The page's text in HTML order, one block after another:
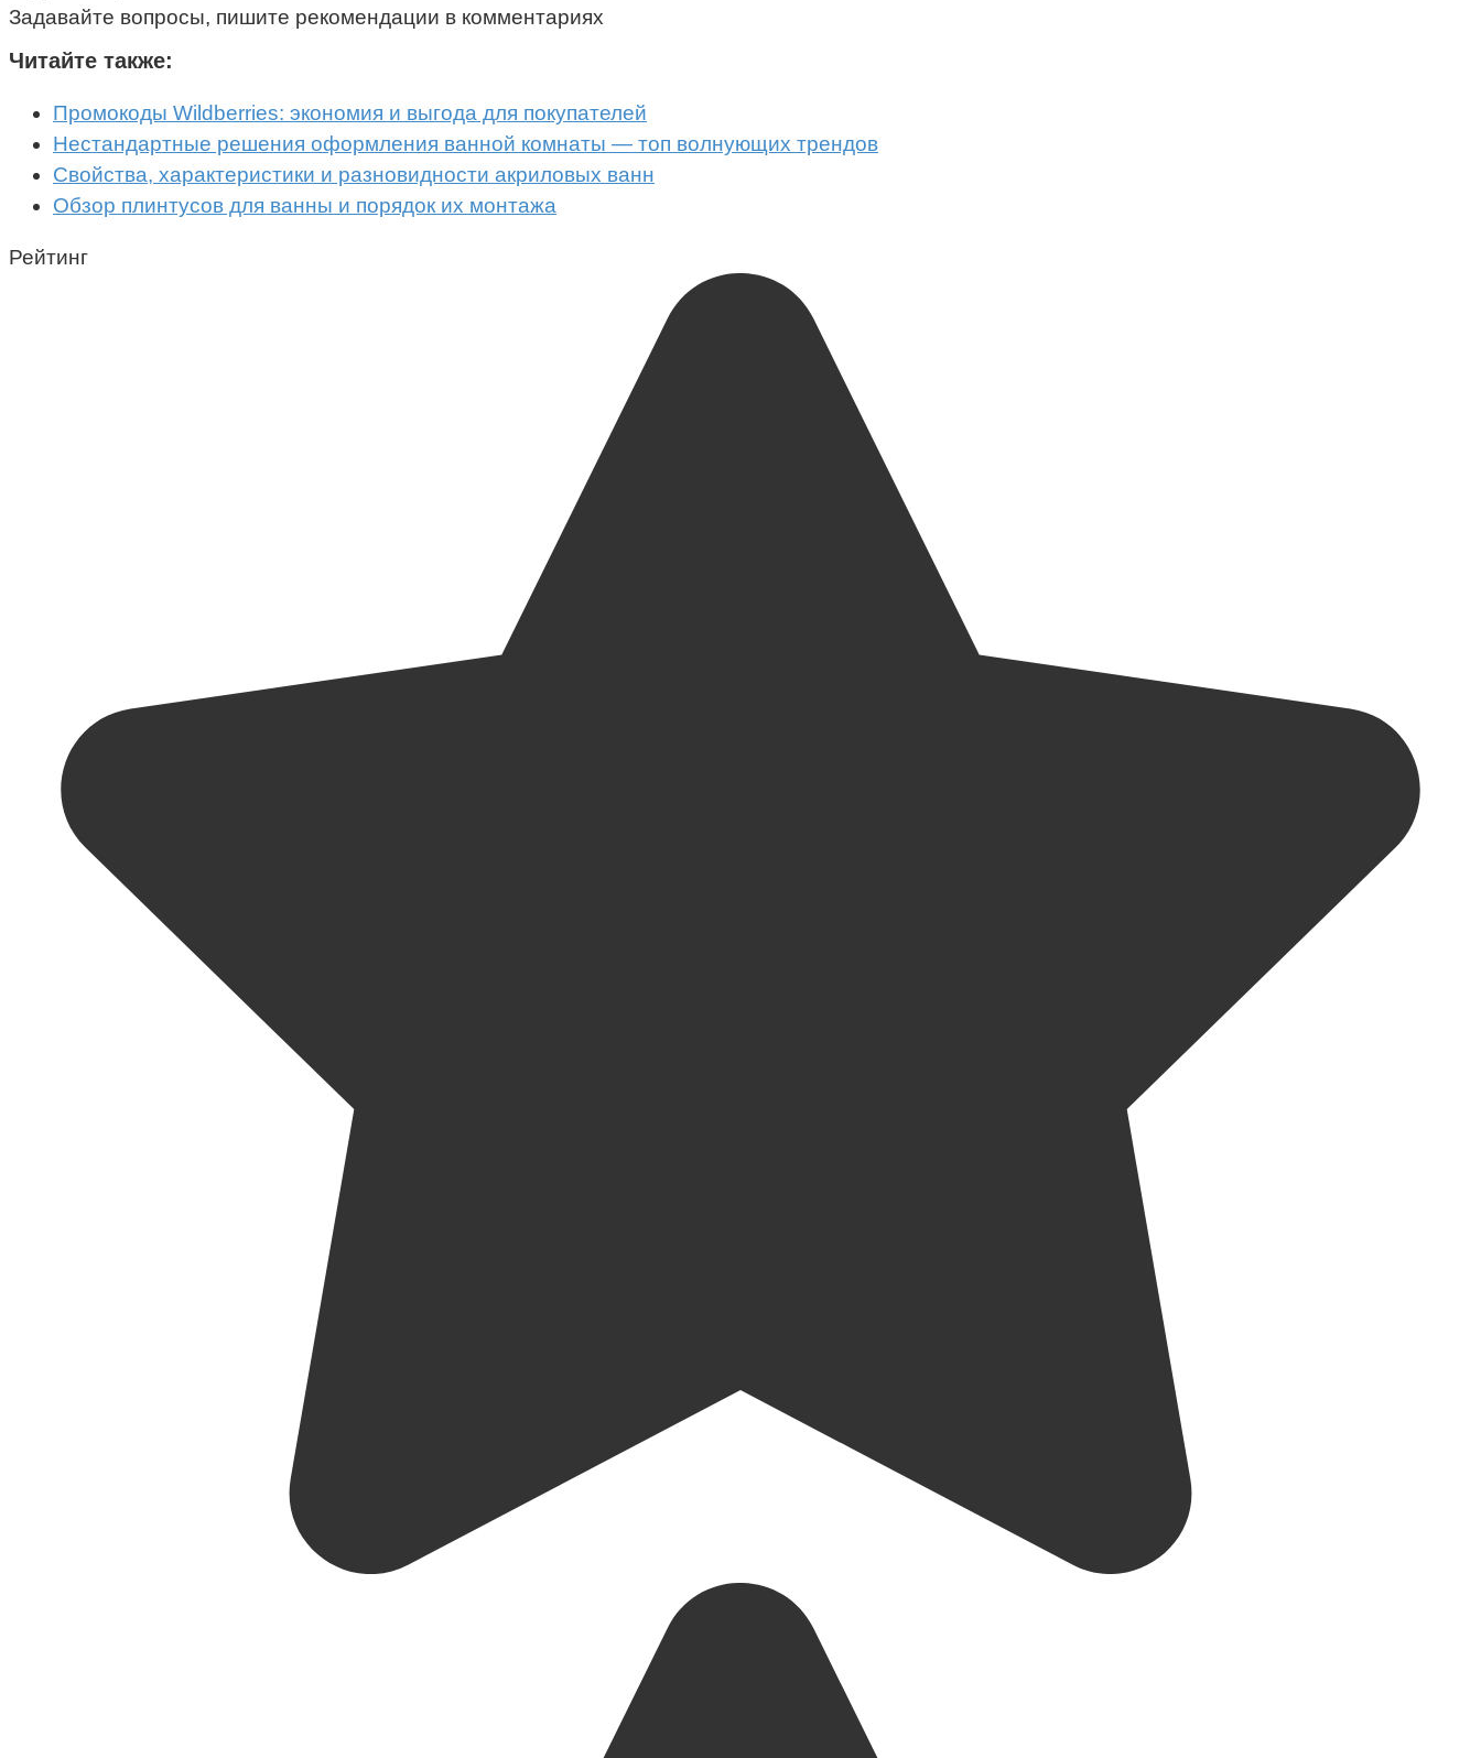
Задавайте вопросы, пишите рекомендации в комментариях
Читайте также:
Промокоды Wildberries: экономия и выгода для покупателей
Нестандартные решения оформления ванной комнаты — топ волнующих трендов
Свойства, характеристики и разновидности акриловых ванн
Обзор плинтусов для ванны и порядок их монтажа
Рейтинг